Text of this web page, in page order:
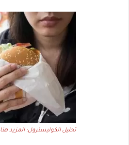
تحليل الكوليسترول: المزيد هنا